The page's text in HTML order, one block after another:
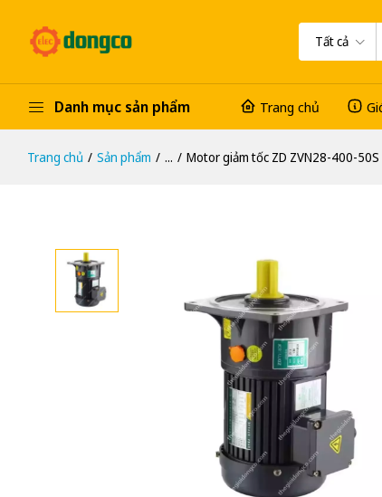
Tất cả
Danh mục sản phẩm Trang chủ
Trang chủ Sản phẩm ... Motor giảm tốc ZD ZVN28-400-